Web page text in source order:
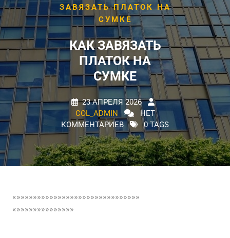
ЗАВЯЗАТЬ ПЛАТОК НА
СУМКЕ
КАК ЗАВЯЗАТЬ
ПЛАТОК НА
СУМКЕ
23 АПРЕЛЯ 2026
COL_ADMIN
НЕТ
КОММЕНТАРИЕВ
0 TAGS
«»»»»»»»»»»»»»»»»»»»»»»»»»»»»»»
«»»»»»»»»»»»»»»